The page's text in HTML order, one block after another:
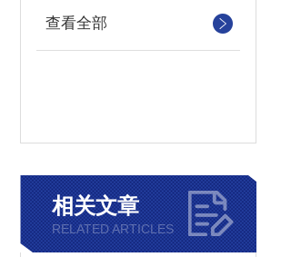
查看全部
相关文章
RELATED ARTICLES